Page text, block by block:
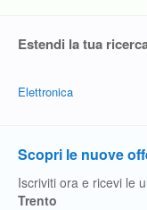
Estendi la tua
Elettronica
Scopri le nuove
Iscriviti ora e ricevi le
Trento